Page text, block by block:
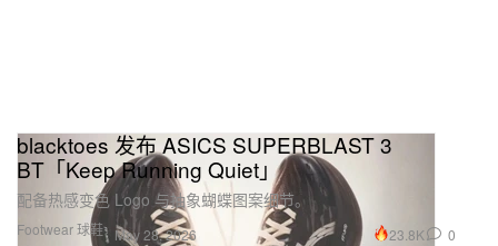
Footwear 球鞋
blacktoes 发布 ASICS SUPERBLAST 3
BT「Keep Running Quiet」
配备热感变色 Logo 与抽象蝴蝶图案细节。
May 28, 2026 23.8K 0